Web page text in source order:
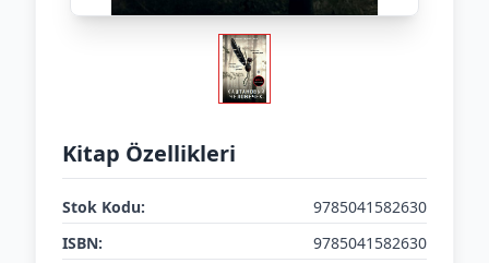
Kitap Özellikleri
Stok Kodu:
9785041582630
ISBN:
9785041582630